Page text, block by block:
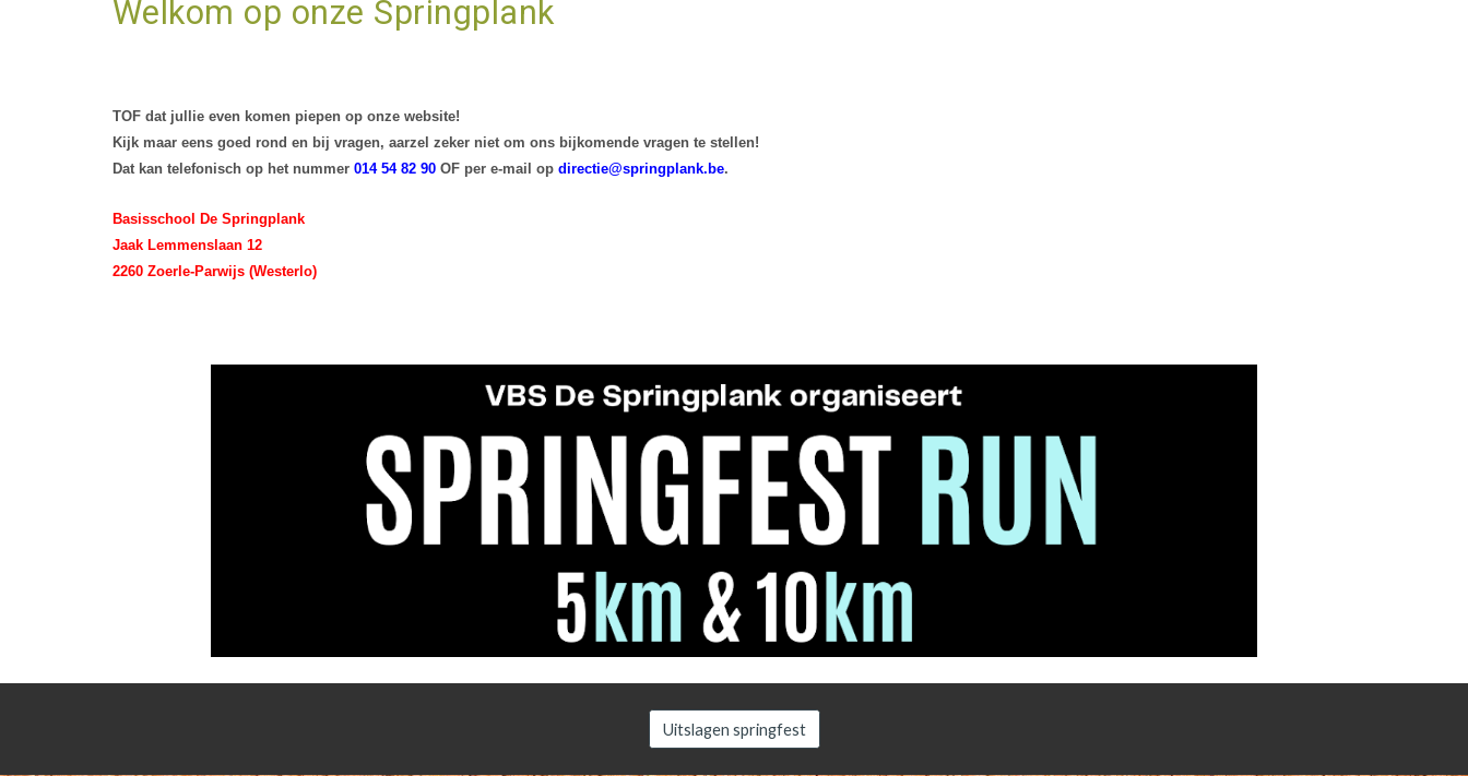
Welkom op onze Springplank
TOF dat jullie even komen piepen op onze website!
Kijk maar eens goed rond en bij vragen, aarzel zeker niet om ons bijkomende vragen te stellen!
Dat kan telefonisch op het nummer 014 54 82 90OF per e-mail op directie@springplank.be.
Basisschool De Springplank
Jaak Lemmenslaan 12
2260 Zoerle-Parwijs (Westerlo)
Uitslagen springfest